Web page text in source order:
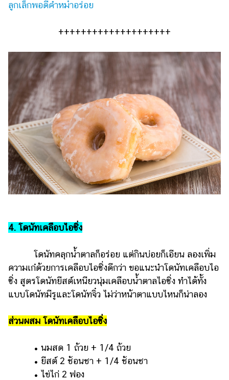
ลูกเล็กพอดีคำหม่ำอร่อย
++++++++++++++++++++
4. โดนัทเคลือบไอซิ่ง
โดนัทคลุกน้ำตาลก็อร่อย แต่กินบ่อยก็เอียน ลองเพิ่ม
ความเก๋ด้วยการเคลือบไอซิ่งดีกว่า ขอแนะนำโดนัทเคลือบไอ
ซิ่ง สูตรโดนัทยีสต์เหนียวนุ่มเคลือบน้ำตาลไอซิ่ง ทำได้ทั้ง
แบบโดนัทมีรูและโดนัทจิ๋ว ไม่ว่าหน้าตาแบบไหนก็น่าลอง
ส่วนผสม โดนัทเคลือบไอซิ่ง
• นมสด 1 ถ้วย + 1/4 ถ้วย
• ยีสต์ 2 ช้อนชา + 1/4 ช้อนชา
• ไข่ไก่ 2 ฟอง